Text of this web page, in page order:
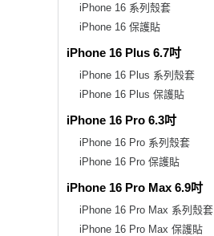
iPhone 16 系列殼套
iPhone 16 保護貼
iPhone 16 Plus 6.7吋
iPhone 16 Plus 系列殼套
iPhone 16 Plus 保護貼
iPhone 16 Pro 6.3吋
iPhone 16 Pro 系列殼套
iPhone 16 Pro 保護貼
iPhone 16 Pro Max 6.9吋
iPhone 16 Pro Max 系列殼套
iPhone 16 Pro Max 保護貼